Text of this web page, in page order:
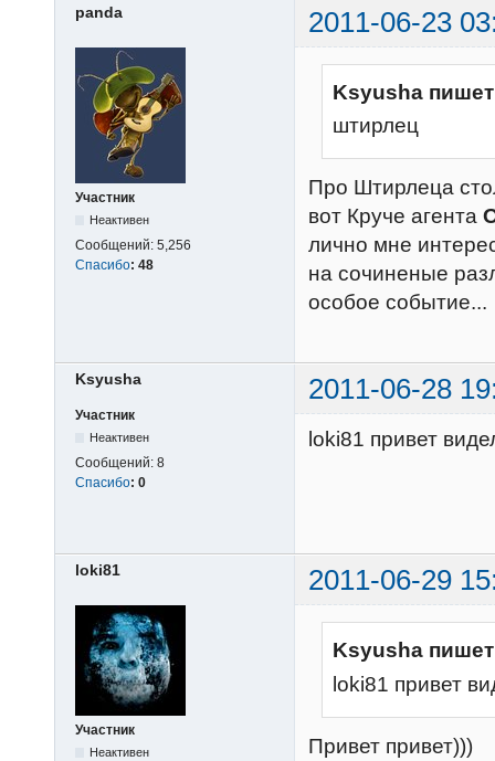
panda 2011-06-23
Участник
Неактивен
Сообщений: 5,256
Спасибо: 48
Ksyusha
штирлец
Про Штирлеца
вот Круче агента
лично мне
на сочиненые
особое событие...
Ksyusha 2011-06-28
Участник
Неактивен
Сообщений: 8
Спасибо: 0
loki81 привет
loki81 2011-06-29
Участник
Неактивен
Ksyusha
loki81 привет
Привет привет)))